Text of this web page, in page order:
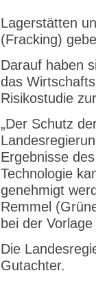
Lagerstätten
(Fracking)
Darauf haben
das
Risikostudie
„Der Schutz
Ergebnisse
Technologie
genehmigt
Remmel
bei der
Die
Gutachter.